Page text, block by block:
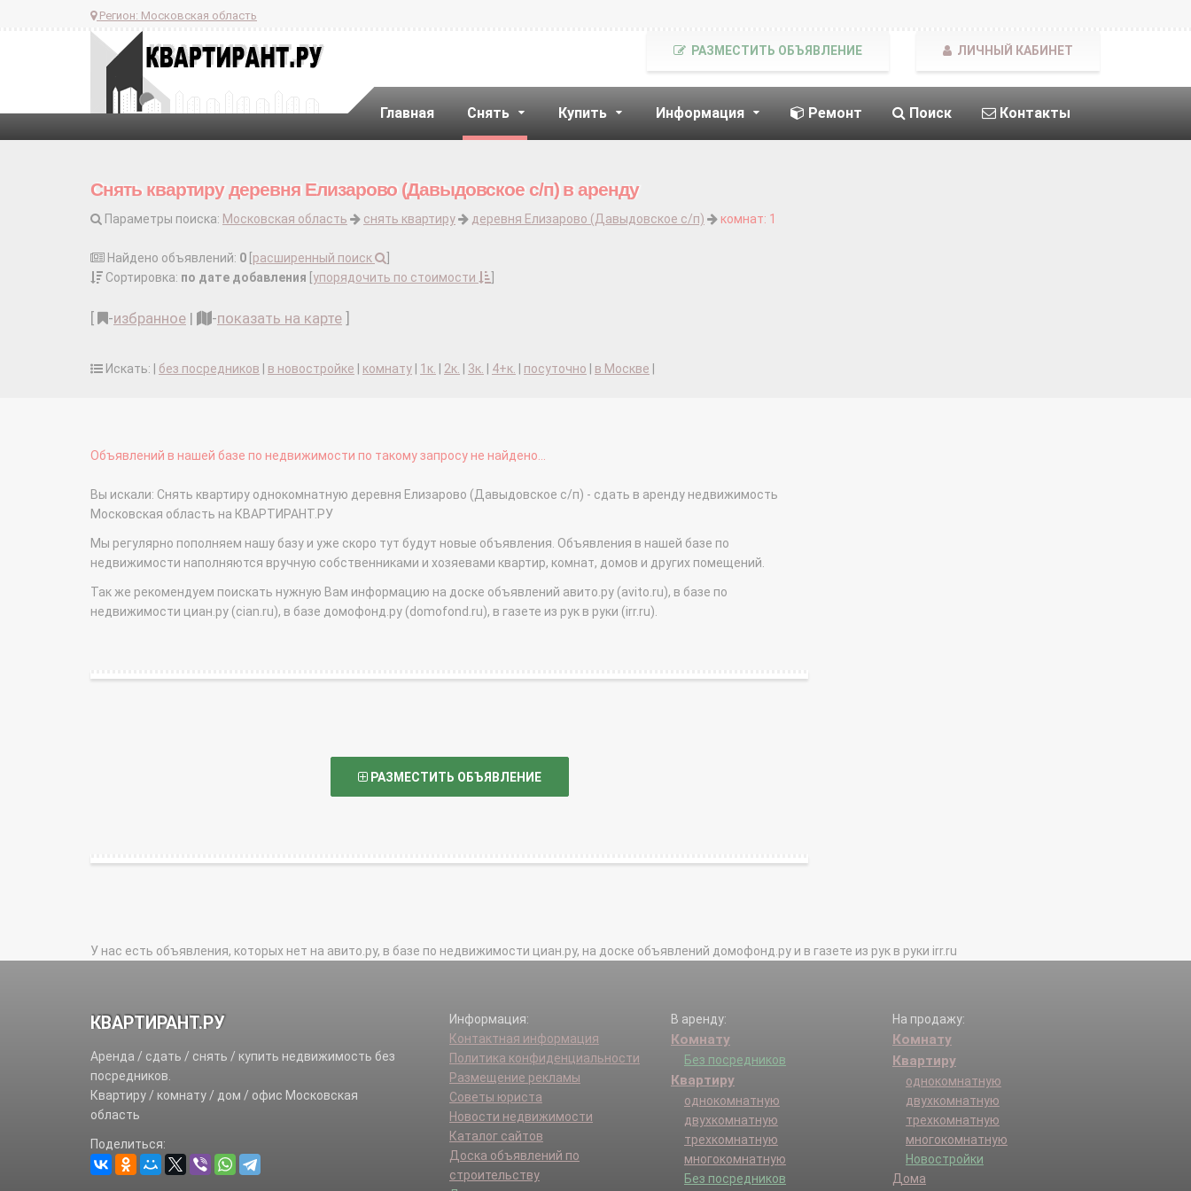
Регион: Московская область
Главная Снять Купить Информация Ремонт Поиск Контакты
РАЗМЕСТИТЬ ОБЪЯВЛЕНИЕ ЛИЧНЫЙ КАБИНЕТ
Снять квартиру деревня Елизарово (Давыдовское с/п) в аренду
Параметры поиска: Московская область снять квартиру деревня Елизарово (Давыдовское с/п) комнат: 1
Найдено объявлений: 0 расширенный поиск
Сортировка: по дате добавления упорядочить по стоимости
-избранное | -показать на карте
Искать: | без посредников в новостройке комнату 1к. 2к. 3к. 4+к. посуточно в Москве
Объявлений в нашей базе по недвижимости по такому запросу не найдено...
Вы искали: Снять квартиру однокомнатную деревня Елизарово (Давыдовское с/п) - сдать в аренду недвижимость
Московская область на КВАРТИРАНТ.РУ
Мы регулярно пополняем нашу базу и уже скоро тут будут новые объявления. Объявления в нашей базе по
недвижимости наполняются вручную собственниками и хозяевами квартир, комнат, домов и других помещений.
Так же рекомендуем поискать нужную Вам информацию на доске объявлений авито.ру (avito.ru), в базе по
недвижимости циан.ру (cian.ru), в базе домофонд.ру (domofond.ru), в газете из рук в руки (irr.ru).
РАЗМЕСТИТЬ ОБЪЯВЛЕНИЕ
У нас есть объявления, которых нет на авито.ру, в базе по недвижимости циан.ру, на доске объявлений домофонд.ру и в газете из рук в руки irr.ru
КВАРТИРАНТ.РУ
Аренда / сдать / снять / купить недвижимость без
посредников.
Квартиру / комнату / дом / офис Московская
область
Поделиться:
Информация:
Контактная информация
Политика конфиденциальности
Размещение рекламы
Советы юриста
Новости недвижимости
Каталог сайтов
Доска объявлений по
строительству
В аренду:
Комнату
Без посредников
Квартиру
однокомнатную
двухкомнатную
трехкомнатную
многокомнатную
Без посредников
На продажу:
Комнату
Квартиру
однокомнатную
двухкомнатную
трехкомнатную
многокомнатную
Новостройки
Дома